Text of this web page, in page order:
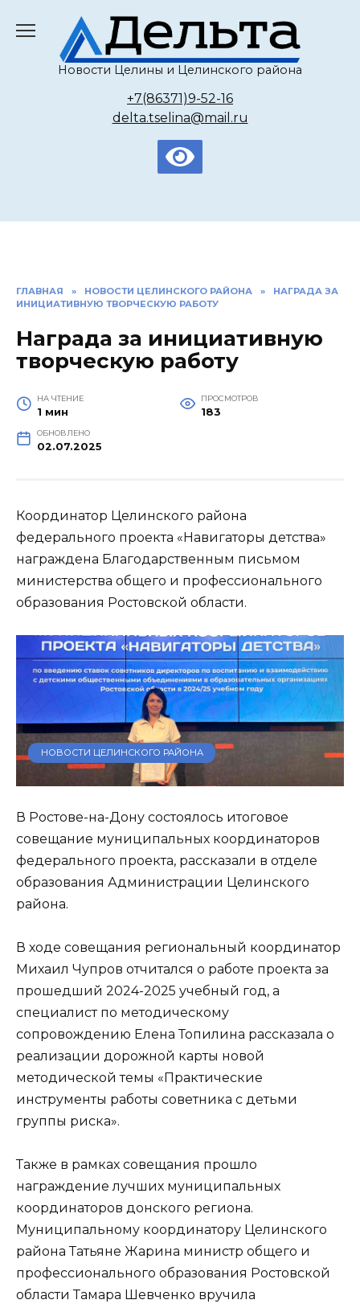
содержанию
Новости Целины и Целинского района
+7(86371)9-52-16
delta.tselina@mail.ru
ГЛАВНАЯ » НОВОСТИ ЦЕЛИНСКОГО РАЙОНА »
НАГРАДА ЗА
ИНИЦИАТИВНУЮ ТВОРЧЕСКУЮ РАБОТУ
Награда за инициативную
творческую работу
НА ЧТЕНИЕ
1 мин
ПРОСМОТРОВ
183
ОБНОВЛЕНО
02.07.2025
Координатор Целинского района
федерального проекта «Навигаторы детства»
награждена Благодарственным письмом
министерства общего и профессионального
образования Ростовской области.
НОВОСТИ ЦЕЛИНСКОГО РАЙОНА
В Ростове-на-Дону состоялось итоговое
совещание муниципальных координаторов
федерального проекта, рассказали в отделе
образования Администрации Целинского
района.
В ходе совещания региональный координатор
Михаил Чупров отчитался о работе проекта за
прошедший 2024-2025 учебный год, а
специалист по методическому
сопровождению Елена Топилина рассказала о
реализации дорожной карты новой
методической темы «Практические
инструменты работы советника с детьми
группы риска».
Также в рамках совещания прошло
награждение лучших муниципальных
координаторов донского региона.
Муниципальному координатору Целинского
района Татьяне Жарина министр общего и
профессионального образования Ростовской
области Тамара Шевченко вручила